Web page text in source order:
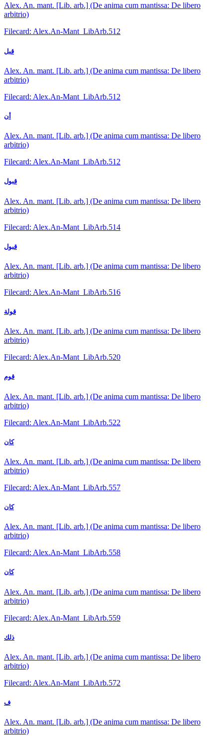
Alex. An. mant. [Lib. arb.] (De anima cum mantissa: De libero
arbitrio)
Filecard: Alex.An-Mant_LibArb.512
قبل
Alex. An. mant. [Lib. arb.] (De anima cum mantissa: De libero
arbitrio)
Filecard: Alex.An-Mant_LibArb.512
أن
Alex. An. mant. [Lib. arb.] (De anima cum mantissa: De libero
arbitrio)
Filecard: Alex.An-Mant_LibArb.512
قبول
Alex. An. mant. [Lib. arb.] (De anima cum mantissa: De libero
arbitrio)
Filecard: Alex.An-Mant_LibArb.514
قبول
Alex. An. mant. [Lib. arb.] (De anima cum mantissa: De libero
arbitrio)
Filecard: Alex.An-Mant_LibArb.516
قولة
Alex. An. mant. [Lib. arb.] (De anima cum mantissa: De libero
arbitrio)
Filecard: Alex.An-Mant_LibArb.520
قوم
Alex. An. mant. [Lib. arb.] (De anima cum mantissa: De libero
arbitrio)
Filecard: Alex.An-Mant_LibArb.522
كان
Alex. An. mant. [Lib. arb.] (De anima cum mantissa: De libero
arbitrio)
Filecard: Alex.An-Mant_LibArb.557
كان
Alex. An. mant. [Lib. arb.] (De anima cum mantissa: De libero
arbitrio)
Filecard: Alex.An-Mant_LibArb.558
كان
Alex. An. mant. [Lib. arb.] (De anima cum mantissa: De libero
arbitrio)
Filecard: Alex.An-Mant_LibArb.559
ذلك
Alex. An. mant. [Lib. arb.] (De anima cum mantissa: De libero
arbitrio)
Filecard: Alex.An-Mant_LibArb.572
ف
Alex. An. mant. [Lib. arb.] (De anima cum mantissa: De libero
arbitrio)